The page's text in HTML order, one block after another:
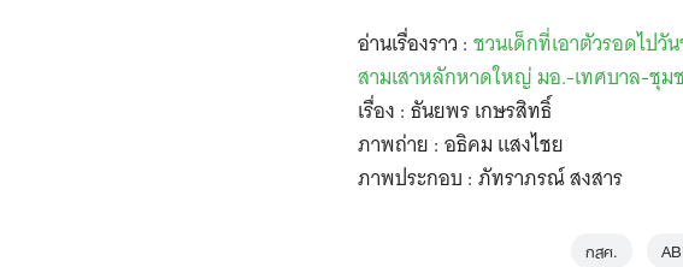
อ่านเรื่องราว : ชวนเด็กที่เอาตัวรอดไปวั
สามเสาหลักหาดใหญ่ มอ.-เทศบาล-ชุม
เรื่อง : ธันยพร เกษรสิทธิ์
ภาพถ่าย : อธิคม แสงไชย
ภาพประกอบ : ภัทราภรณ์ สงสาร
กสศ.